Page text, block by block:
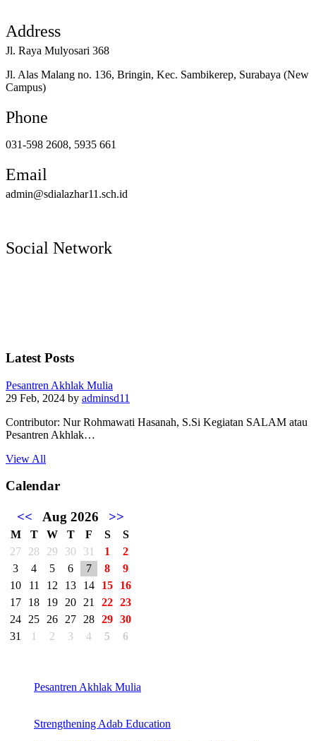
Address
Jl. Raya Mulyosari 368
Jl. Alas Malang no. 136, Bringin, Kec. Sambikerep, Surabaya (New
Campus)
Phone
031-598 2608, 5935 661
Email
admin@sdialazhar11.sch.id
Social Network
Latest Posts
Pesantren Akhlak Mulia
29 Feb, 2024 by adminsd11
Contributor: Nur Rohmawati Hasanah, S.Si Kegiatan SALAM atau
Pesantren Akhlak…
View All
Calendar
<< Aug 2026 >>
M T W T F S
S
27
28 29 30 31 1
2
3
4 5 6 7 8
9
10
11 12 13 14 15
16
17
18 19 20 21 22 23
24
25 26 27 28 29 30
31
1 2 3 4 5 6
Pesantren Akhlak Mulia
Strengthening Adab Education